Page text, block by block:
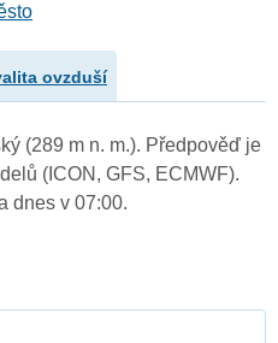
ovzduší
(289 m n. m.). Předpověď je
(ICON, GFS, ECMWF).
dnes v 07:00.